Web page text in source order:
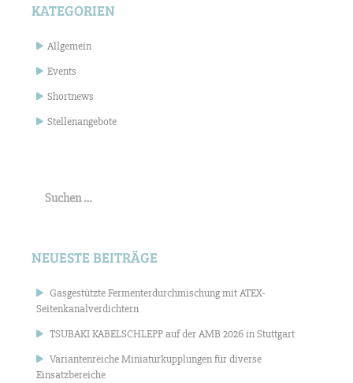
KATEGORIEN
Allgemein
Events
Shortnews
Stellenangebote
nach:
NEUESTE BEITRÄGE
Gasgestützte Fermenterdurchmischung mit ATEX-
Seitenkanalverdichtern
TSUBAKI KABELSCHLEPP auf der AMB 2026 in Stuttgart
Variantenreiche Miniaturkupplungen für diverse
Einsatzbereiche